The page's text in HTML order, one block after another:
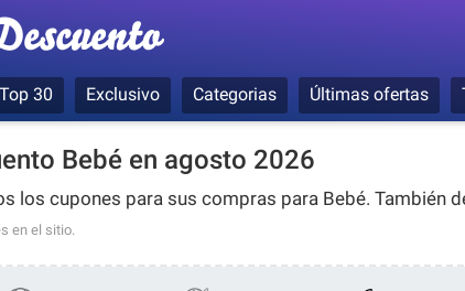
Top 30 Exclusivo Categorias Últimas ofertas
Bebé en agosto 2026
los cupones para sus compras para Bebé. También
en el sitio.